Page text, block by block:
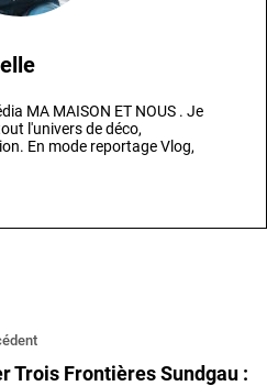
MA MAISON ET NOUS . Je
l'univers de déco,
En mode reportage Vlog,
Trois Frontières Sundgau :